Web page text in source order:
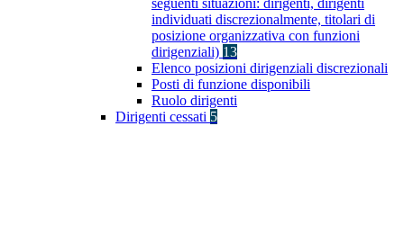
seguenti situazioni: dirigenti, dirigenti
individuati discrezionalmente, titolari di
posizione organizzativa con funzioni
dirigenziali) 13
Elenco posizioni dirigenziali discrezionali
Posti di funzione disponibili
Ruolo dirigenti
Dirigenti cessati 5